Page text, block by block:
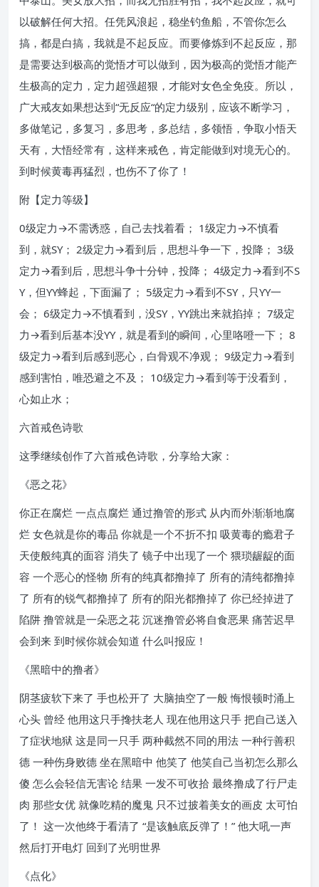
以破解任何大招。任凭风浪起，稳坐钓鱼船，不管你怎么
搞，都是白搞，我就是不起反应。而要修炼到不起反应，那
是需要达到极高的觉悟才可以做到，因为极高的觉悟才能产
生极高的定力，定力超强超狠，才能对女色全免疫。所以，
广大戒友如果想达到“无反应“的定力级别，应该不断学习，
多做笔记，多复习，多思考，多总结，多领悟，争取小悟天
天有，大悟经常有，这样来戒色，肯定能做到对境无心的。
到时候黄毒再猛烈，也伤不了你了！
附【定力等级】
0级定力→不需诱惑，自己去找着看； 1级定力→不慎看
到，就SY； 2级定力→看到后，思想斗争一下，投降； 3级
定力→看到后，思想斗争十分钟，投降； 4级定力→看到不S
Y，但YY蜂起，下面漏了； 5级定力→看到不SY，只YY一
会； 6级定力→不慎看到，没SY，YY跳出来就掐掉； 7级定
力→看到后基本没YY，就是看到的瞬间，心里咯噔一下； 8
级定力→看到后感到恶心，白骨观不净观； 9级定力→看到
感到害怕，唯恐避之不及； 10级定力→看到等于没看到，
心如止水；
六首戒色诗歌
这季继续创作了六首戒色诗歌，分享给大家：
《恶之花》
你正在腐烂 一点点腐烂 通过撸管的形式 从内而外渐渐地腐
烂 女色就是你的毒品 你就是一个不折不扣 吸黄毒的瘾君子
天使般纯真的面容 消失了 镜子中出现了一个 猥琐龌龊的面
容 一个恶心的怪物 所有的纯真都撸掉了 所有的清纯都撸掉
了 所有的锐气都撸掉了 所有的阳光都撸掉了 你已经掉进了
陷阱 撸管就是一朵恶之花 沉迷撸管必将自食恶果 痛苦迟早
会到来 到时候你就会知道 什么叫报应！
《黑暗中的撸者》
阴茎疲软下来了 手也松开了 大脑抽空了一般 悔恨顿时涌上
心头 曾经 他用这只手搀扶老人 现在他用这只手 把自己送入
了症状地狱 这是同一只手 两种截然不同的用法 一种行善积
德 一种伤身败德 坐在黑暗中 他笑了 他笑自己当初怎么那么
傻 怎么会轻信无害论 结果 一发不可收拾 最终撸成了行尸走
肉 那些女优 就像吃精的魔鬼 只不过披着美女的画皮 太可怕
了！ 这一次他终于看清了 “是该触底反弹了！” 他大吼一声
然后打开电灯 回到了光明世界
《点化》